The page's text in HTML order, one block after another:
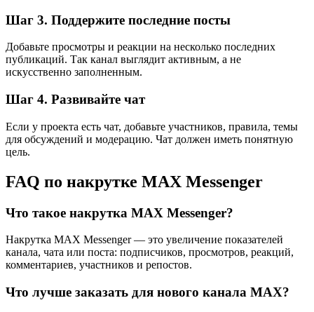
Шаг 3. Поддержите последние посты
Добавьте просмотры и реакции на несколько последних
публикаций. Так канал выглядит активным, а не
искусственно заполненным.
Шаг 4. Развивайте чат
Если у проекта есть чат, добавьте участников, правила, темы
для обсуждений и модерацию. Чат должен иметь понятную
цель.
FAQ по накрутке MAX Messenger
Что такое накрутка MAX Messenger?
Накрутка MAX Messenger — это увеличение показателей
канала, чата или поста: подписчиков, просмотров, реакций,
комментариев, участников и репостов.
Что лучше заказать для нового канала MAX?